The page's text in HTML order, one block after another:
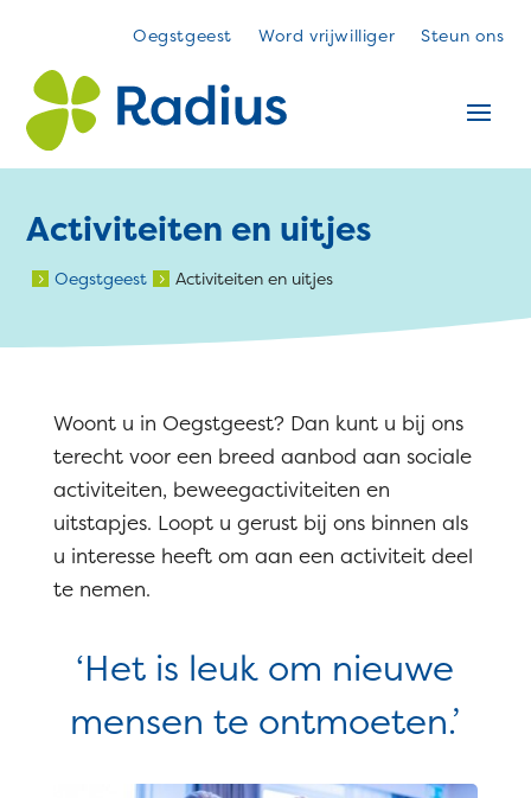
Oegstgeest Word vrijwilliger Steun ons
Activiteiten en uitjes
5 Oegstgeest 5 Activiteiten en uitjes
Woont u in Oegstgeest? Dan kunt u bij ons
terecht voor een breed aanbod aan sociale
activiteiten, beweegactiviteiten en
uitstapjes. Loopt u gerust bij ons binnen als
u interesse heeft om aan een activiteit deel
te nemen.
‘Het is leuk om nieuwe
mensen te ontmoeten.’